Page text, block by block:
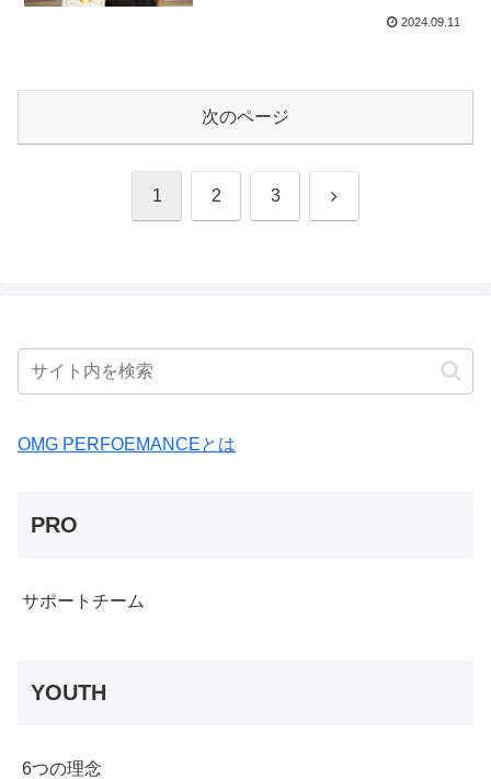
2024.09.11
次のページ
1 2 3 次
OMG PERFOEMANCEとは
PRO
サポートチーム
YOUTH
6つの理念